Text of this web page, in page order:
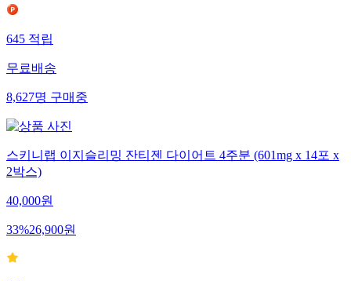
645적립
무료배송
8,627명구매중
스키니랩 이지슬리밍 잔티젠 다이어트 4주분 (601mg x 14포 x
2박스)
40,000원
33%26,900원